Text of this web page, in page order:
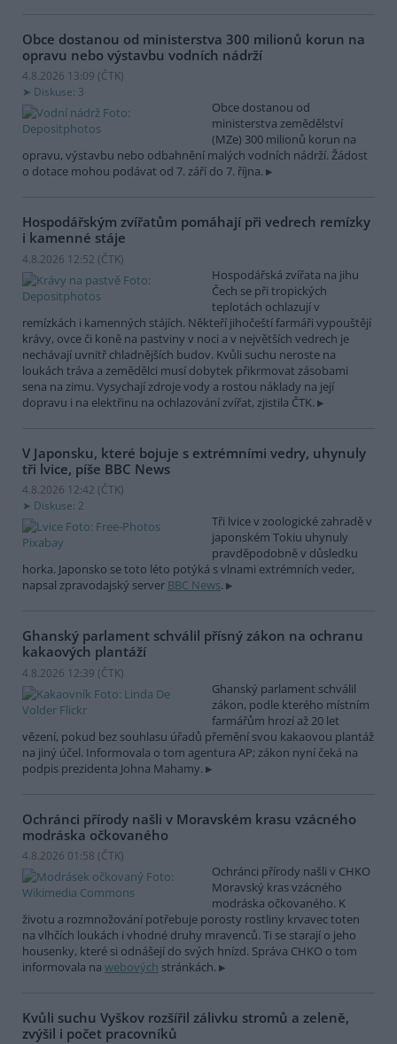
Obce dostanou od ministerstva 300 milionů korun na
opravu nebo výstavbu vodních nádrží
4.8.2026 13:09 (ČTK)
Diskuse: 3
Obce dostanou od
ministerstva zemědělství
(MZe) 300 milionů korun na
opravu, výstavbu nebo odbahnění malých vodních nádrží. Žádost
o dotace mohou podávat od 7. září do 7. října.
Hospodářským zvířatům pomáhají při vedrech remízky
i kamenné stáje
4.8.2026 12:52 (ČTK)
Hospodářská zvířata na jihu
Čech se při tropických
teplotách ochlazují v
remízkách i kamenných stájích. Někteří jihočeští farmáři vypouštějí
krávy, ovce či koně na pastviny v noci a v největších vedrech je
nechávají uvnitř chladnějších budov. Kvůli suchu neroste na
loukách tráva a zemědělci musí dobytek přikrmovat zásobami
sena na zimu. Vysychají zdroje vody a rostou náklady na její
dopravu i na elektřinu na ochlazování zvířat, zjistila ČTK.
V Japonsku, které bojuje s extrémními vedry, uhynuly
tři lvice, píše BBC News
4.8.2026 12:42 (ČTK)
Diskuse: 2
Tři lvice v zoologické zahradě v
japonském Tokiu uhynuly
pravděpodobně v důsledku
horka. Japonsko se toto léto potýká s vlnami extrémních veder,
napsal zpravodajský server BBC News.
Ghanský parlament schválil přísný zákon na ochranu
kakaových plantáží
4.8.2026 12:39 (ČTK)
Ghanský parlament schválil
zákon, podle kterého místním
farmářům hrozí až 20 let
vězení, pokud bez souhlasu úřadů přemění svou kakaovou plantáž
na jiný účel. Informovala o tom agentura AP; zákon nyní čeká na
podpis prezidenta Johna Mahamy.
Ochránci přírody našli v Moravském krasu vzácného
modráska očkovaného
4.8.2026 01:58 (ČTK)
Ochránci přírody našli v CHKO
Moravský kras vzácného
modráska očkovaného. K
životu a rozmnožování potřebuje porosty rostliny krvavec toten
na vlhčích loukách i vhodné druhy mravenců. Ti se starají o jeho
housenky, které si odnášejí do svých hnízd. Správa CHKO o tom
informovala na webových stránkách.
Kvůli suchu Vyškov rozšířil zálivku stromů a zeleně,
zvýšil i počet pracovníků